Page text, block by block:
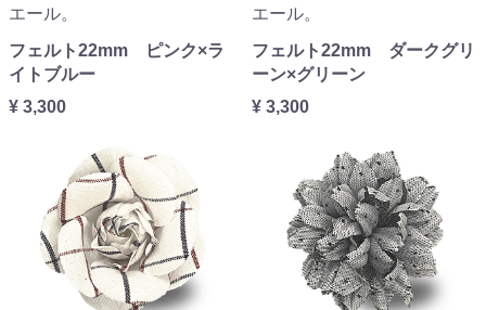
エール。
フェルト22mm ピンク×ラ
イトブルー
¥ 3,300
エール。
フェルト22mm ダークグリ
ーン×グリーン
¥ 3,300